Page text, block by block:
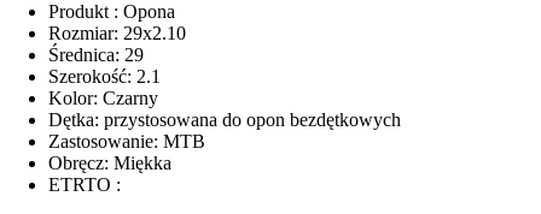
Produkt : Opona
Rozmiar: 29x2.10
Średnica: 29
Szerokość: 2.1
Kolor: Czarny
Dętka: przystosowana do opon bezdętkowych
Zastosowanie: MTB
Obręcz: Miękka
ETRTO :